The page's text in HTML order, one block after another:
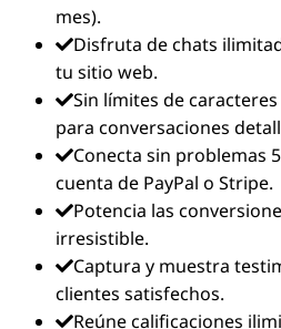
mes).
Disfruta de chats
tu sitio web.
Sin límites de
para conversaciones
Conecta sin problemas
cuenta de PayPal o Stripe.
Potencia las
irresistible.
Captura y muestra
clientes satisfechos.
Reúne calificaciones